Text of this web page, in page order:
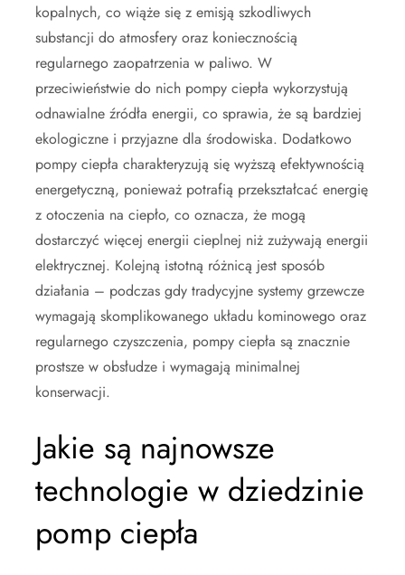
kopalnych, co wiąże się z emisją szkodliwych
substancji do atmosfery oraz koniecznością
regularnego zaopatrzenia w paliwo. W
przeciwieństwie do nich pompy ciepła wykorzystują
odnawialne źródła energii, co sprawia, że są bardziej
ekologiczne i przyjazne dla środowiska. Dodatkowo
pompy ciepła charakteryzują się wyższą efektywnością
energetyczną, ponieważ potrafią przekształcać energię
z otoczenia na ciepło, co oznacza, że mogą
dostarczyć więcej energii cieplnej niż zużywają energii
elektrycznej. Kolejną istotną różnicą jest sposób
działania – podczas gdy tradycyjne systemy grzewcze
wymagają skomplikowanego układu kominowego oraz
regularnego czyszczenia, pompy ciepła są znacznie
prostsze w obsłudze i wymagają minimalnej
konserwacji.
Jakie są najnowsze
technologie w dziedzinie
pomp ciepła